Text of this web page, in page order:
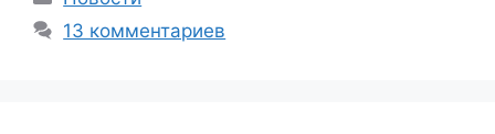
13 комментариев